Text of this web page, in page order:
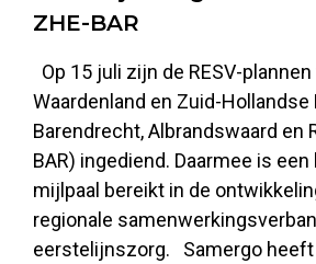
ZHE-BAR
Op 15 juli zijn de RESV-plannen
Waardenland en Zuid-Hollandse
Barendrecht, Albrandswaard en
BAR) ingediend. Daarmee is
mijlpaal bereikt in de
regionale
eerstelijnszorg. Samergo